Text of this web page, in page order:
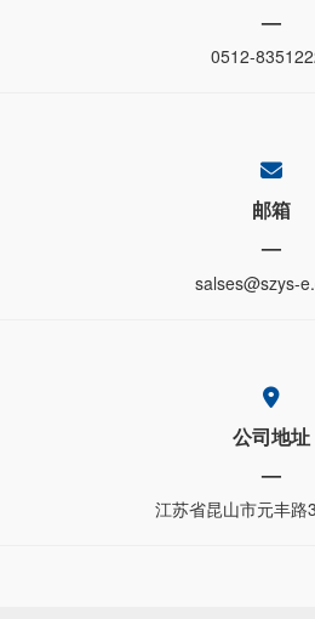
—
0512-
邮箱
—
salses@szys-
公司地址
—
江苏省昆山市元丰路